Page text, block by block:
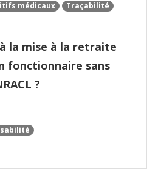
médicaux Traçabilité
la mise à la retraite
fonctionnaire sans
?